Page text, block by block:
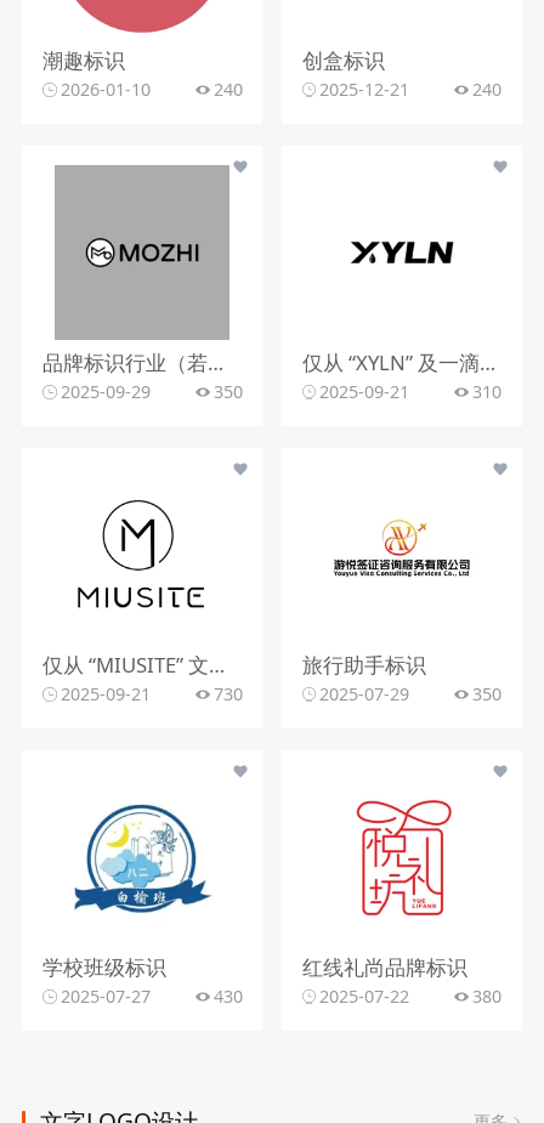
潮趣标识
2026-01-10 240
创盒标识
2025-12-21 240
品牌标识行业（若从标识设计角度）
2025-09-29 350
仅从 “XYLN” 及一滴液体的标识，难以明确行业。
2025-09-21 310
仅从 “MIUSITE” 文字和字母 “M” 的图形标识，难以精准判断行业。
2025-09-21 730
旅行助手标识
2025-07-29 350
学校班级标识
2025-07-27 430
红线礼尚品牌标识
2025-07-22 380